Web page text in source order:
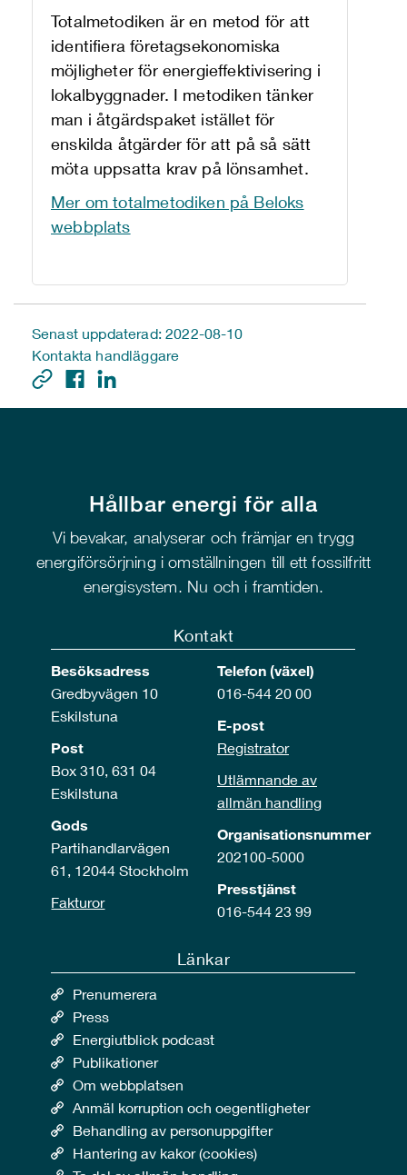
Totalmetodiken är en metod för att
identifiera företagsekonomiska
möjligheter för energieffektivisering i
lokalbyggnader. I metodiken tänker
man i åtgärdspaket istället för
enskilda åtgärder för att på så sätt
möta uppsatta krav på lönsamhet.
Mer om totalmetodiken på Beloks
webbplats
Senast uppdaterad: 2022-08-10
Kontakta handläggare
Hållbar energi för alla
Vi bevakar, analyserar och främjar en trygg
energiförsörjning i omställningen till ett fossilfritt
energisystem. Nu och i framtiden.
Kontakt
Besöksadress
Gredbyvägen 10
Eskilstuna
Post
Box 310, 631 04
Eskilstuna
Gods
Partihandlarvägen
61, 12044 Stockholm
Fakturor
Telefon (växel)
016-544 20 00
E-post
Registrator
Utlämnande av
allmän handling
Organisationsnummer
202100-5000
Presstjänst
016-544 23 99
Länkar
Prenumerera
Press
Energiutblick podcast
Publikationer
Om webbplatsen
Anmäl korruption och oegentligheter
Behandling av personuppgifter
Hantering av kakor (cookies)